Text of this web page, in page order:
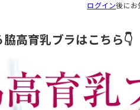
ログイン後にお
高育乳ブラはこちら👇